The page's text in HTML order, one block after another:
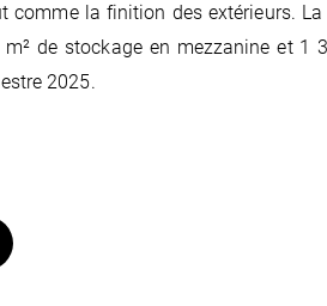
comme la finition des extérieurs.
m² de stockage en mezzanine et 1
2025.